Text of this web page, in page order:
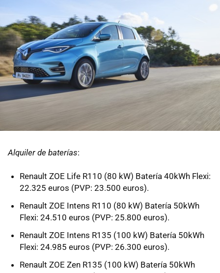
Alquiler de baterías:
Renault ZOE Life R110 (80 kW) Batería 40kWh Flexi:
22.325 euros (PVP: 23.500 euros).
Renault ZOE Intens R110 (80 kW) Batería 50kWh
Flexi: 24.510 euros (PVP: 25.800 euros).
Renault ZOE Intens R135 (100 kW) Batería 50kWh
Flexi: 24.985 euros (PVP: 26.300 euros).
Renault ZOE Zen R135 (100 kW) Batería 50kWh